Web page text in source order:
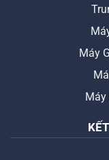
Máy
Máy